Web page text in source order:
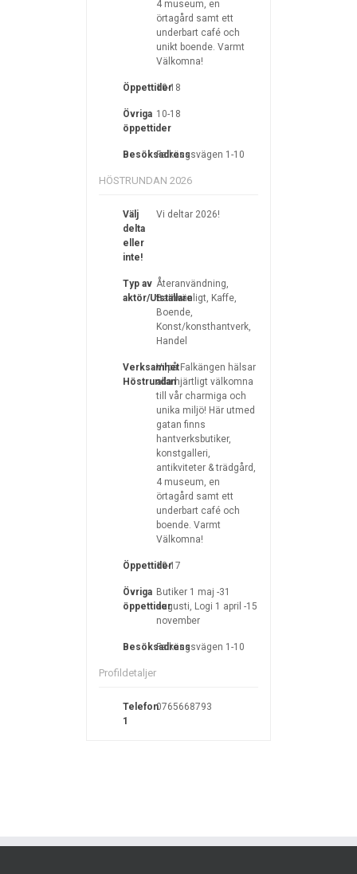
4 museum, en
örtagård samt ett
underbart café och
unikt boende. Varmt
Välkomna!
Öppettider
10-18
Övriga
öppettider
10-18
BesöksadressFalkängsvägen 1-10
HÖSTRUNDAN 2026
Välj
delta
eller
inte!
Vi deltar 2026!
Typ av
aktör/Utställare
Återanvändning,
Barnvänligt, Kaffe,
Boende,
Konst/konsthantverk,
Handel
Verksamhet
Höstrundan
Vi på Falkängen hälsar
alla hjärtligt välkomna
till vår charmiga och
unika miljö! Här utmed
gatan finns
hantverksbutiker,
konstgalleri,
antikviteter & trädgård,
4 museum, en
örtagård samt ett
underbart café och
boende. Varmt
Välkomna!
Öppettider
10-17
Övriga
öppettider
Butiker 1 maj -31
augusti, Logi 1 april -15
november
BesöksadressFalkängsvägen 1-10
Profildetaljer
Telefon
1
0765668793